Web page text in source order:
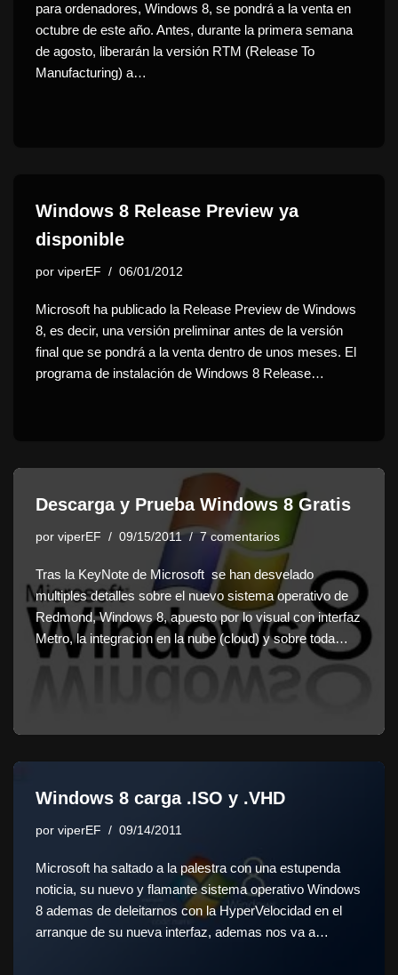
para ordenadores, Windows 8, se pondrá a la venta en
octubre de este año. Antes, durante la primera semana
de agosto, liberarán la versión RTM (Release To
Manufacturing) a…
Windows 8 Release Preview ya
disponible
por viperEF 06/01/2012
Microsoft ha publicado la Release Preview de Windows
8, es decir, una versión preliminar antes de la versión
final que se pondrá a la venta dentro de unos meses. El
programa de instalación de Windows 8 Release…
Descarga y Prueba Windows 8 Gratis
por viperEF 09/15/2011 7 comentarios
Tras la KeyNote de Microsoft se han desvelado
multiples detalles sobre el nuevo sistema operativo de
Redmond, Windows 8, apuesto por lo visual con interfaz
Metro, la integracion en la nube (cloud) y sobre toda…
Windows 8 carga .ISO y .VHD
por viperEF 09/14/2011
Microsoft ha saltado a la palestra con una estupenda
noticia, su nuevo y flamante sistema operativo Windows
8 ademas de deleitarnos con la HyperVelocidad en el
arranque de su nueva interfaz, ademas nos va a…